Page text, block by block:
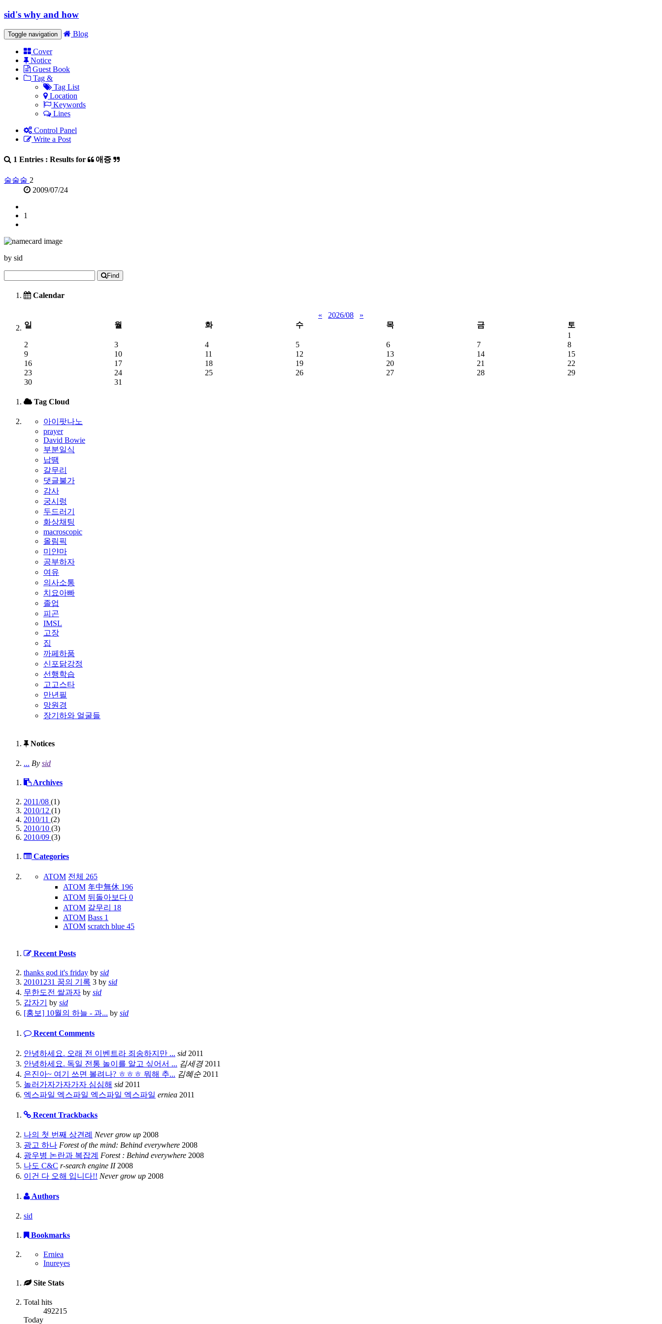
sid's why and how
Toggle navigation Blog
Cover
Notice
Guest Book
Tag &
Tag List
Location
Keywords
Lines
Control Panel
Write a Post
1 Entries : Results for 애증
술술술 2
2009/07/24
1
by sid
Find
Calendar
« 2026/08
»
일
월 화 수 목 금
토
1
2
3 4 5 6 7
8
9
10 11 12 13 14
15
16
17 18 19 20 21
22
23
24 25 26 27 28
29
30
31
Tag Cloud
아이팟나노
prayer
David Bowie
부분일식
납땜
갈무리
댓글불가
감사
궁시렁
두드러기
화상채팅
macroscopic
올림픽
미얀마
공부하자
여유
의사소통
치요아빠
졸업
피곤
IMSL
고장
집
까페하품
신포닭강정
선행학습
고고스타
만년필
망원경
장기하와 얼굴들
Notices
... By sid
Archives
2011/08 (1)
2010/12 (1)
2010/11 (2)
2010/10 (3)
2010/09 (3)
Categories
ATOM 전체 265
ATOM 年中無休 196
ATOM 뒤돌아보다 0
ATOM 갈무리 18
ATOM Bass 1
ATOM scratch blue 45
Recent Posts
thanks god it's friday by sid
20101231 꿈의 기록 3 by sid
무한도전 쌀과자 by sid
갑자기
by sid
[홍보] 10월의 하늘 - 과... by sid
Recent Comments
안녕하세요. 오래 전 이벤트라 죄송하지만 ... sid 2011
안녕하세요. 독일 전통 놀이를 알고 싶어서 ... 김세경 2011
은진아~ 여기 쓰면 볼려나? ㅎㅎㅎ 뭐해 추... 김혜순 2011
놀러가자가자가자 심심해 sid 2011
엑스파일 엑스파일 엑스파일 엑스파일 erniea 2011
Recent Trackbacks
나의 첫 번째 상견례 Never grow up 2008
광고 하나 Forest of the mind: Behind everywhere 2008
광우병 논란과 복잡계 Forest : Behind everywhere 2008
나도 C&C r-search engine II 2008
이건 다 오해 입니다!! Never grow up 2008
Authors
sid
Bookmarks
Erniea
Inureyes
Site Stats
Total hits
492215
Today